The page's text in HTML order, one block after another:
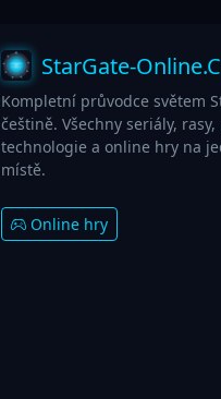
StarGate-
Kompletní průvodce světem
češtině. Všechny seriály, rasy,
technologie a online hry na
místě.
Online hry